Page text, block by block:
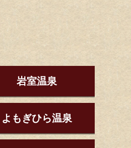
岩室温泉
よもぎひら温泉